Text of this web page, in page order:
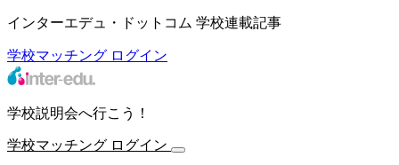
インターエデュ・ドットコム 学校連載記事
学校マッチング ログイン
学校説明会へ行こう！
学校マッチング ログイン